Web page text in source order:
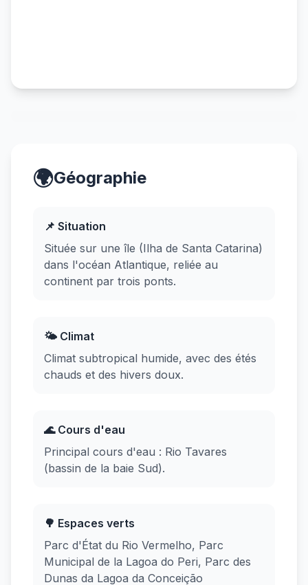
🌍Géographie
📌 Situation
Située sur une île (Ilha de Santa Catarina)
dans l'océan Atlantique, reliée au
continent par trois ponts.
🌤️ Climat
Climat subtropical humide, avec des étés
chauds et des hivers doux.
🌊 Cours d'eau
Principal cours d'eau : Rio Tavares
(bassin de la baie Sud).
🌳 Espaces verts
Parc d'État du Rio Vermelho, Parc
Municipal de la Lagoa do Peri, Parc des
Dunas da Lagoa da Conceição